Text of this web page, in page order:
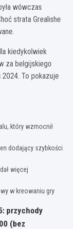
wówczas
strata Grealishe
kiedykolwiek
za belgijskiego
2024. To pokazuje
który wzmocnił
dodający szybkości
więcej
w kreowaniu gry
przychody
(bez